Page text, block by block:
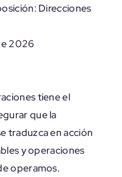
Direcciones
2026
tiene el
que la
traduzca en acción
y operaciones
operamos.